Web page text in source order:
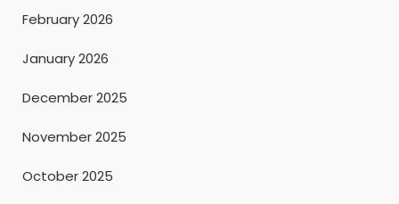
February 2026
January 2026
December 2025
November 2025
October 2025